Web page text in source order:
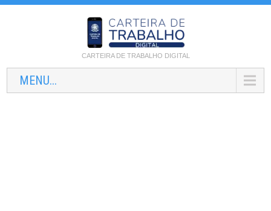
CARTEIRA DE TRABALHO DIGITAL
MENU...